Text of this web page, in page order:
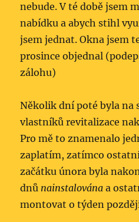
nebude. V té době jsem
nabídku a abych stihl
jsem jednat. Okna jsem
prosince objednal
zálohu)
Několik dní poté byla na
vlastníků revitalizace
Pro mě to znamenalo
zaplatím, zatímco
začátku února byla
dnů nainstalována a
montovat o týden